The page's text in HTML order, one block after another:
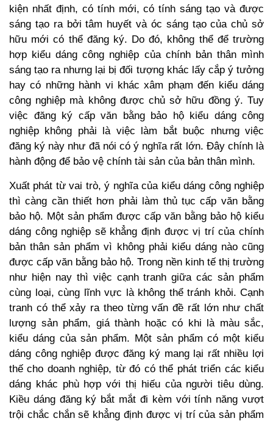
kiện nhất định, có tính mới, có tính sáng tạo và được
sáng tạo ra bởi tâm huyết và óc sáng tạo của chủ sở
hữu mới có thể đăng ký. Do đó, không thể để trường
hợp kiểu dáng công nghiệp của chính bản thân mình
sáng tạo ra nhưng lại bị đối tượng khác lấy cắp ý tưởng
hay có những hành vi khác xâm phạm đến kiểu dáng
công nghiệp mà không được chủ sở hữu đồng ý. Tuy
việc đăng ký cấp văn bằng bảo hộ kiểu dáng công
nghiệp không phải là việc làm bắt buộc nhưng việc
đăng ký này như đã nói có ý nghĩa rất lớn. Đây chính là
hành động để bảo vệ chính tài sản của bản thân mình.
Xuất phát từ vai trò, ý nghĩa của kiểu dáng công nghiệp
thì càng cần thiết hơn phải làm thủ tục cấp văn bằng
bảo hộ. Một sản phẩm được cấp văn bằng bảo hộ kiểu
dáng công nghiệp sẽ khẳng định được vị trí của chính
bản thân sản phẩm vì không phải kiểu dáng nào cũng
được cấp văn bằng bảo hộ. Trong nền kinh tế thị trường
như hiện nay thì việc cạnh tranh giữa các sản phẩm
cùng loại, cùng lĩnh vực là không thể tránh khỏi. Cạnh
tranh có thể xảy ra theo từng vấn đề rất lớn như chất
lượng sản phẩm, giá thành hoặc có khi là màu sắc,
kiểu dáng của sản phẩm. Một sản phẩm có một kiểu
dáng công nghiệp được đăng ký mang lại rất nhiều lợi
thế cho doanh nghiệp, từ đó có thể phát triển các kiểu
dáng khác phù hợp với thị hiếu của người tiêu dùng.
Kiều dáng đăng ký bắt mắt đi kèm với tính năng vượt
trội chắc chắn sẽ khẳng định được vị trí của sản phẩm